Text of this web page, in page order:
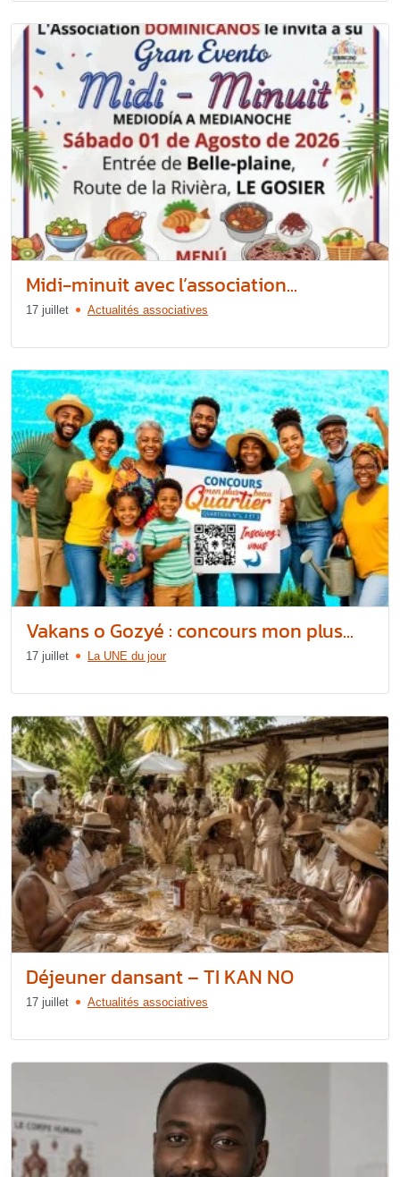
Midi-minuit avec l’association...
17 juillet Actualités associatives
Vakans o Gozyé : concours mon plus...
17 juillet La UNE du jour
Déjeuner dansant – TI KAN NO
17 juillet Actualités associatives